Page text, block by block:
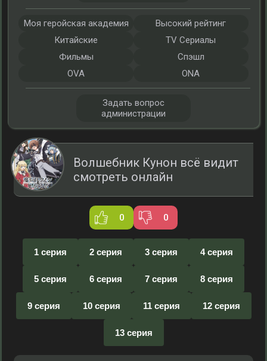
Волшебник Кунон всё видит
смотреть онлайн
0 0
1 серия 2 серия 3 серия 4 серия
5 серия 6 серия 7 серия 8 серия
9 серия 10 серия 11 серия 12 серия
13 серия
Моя геройская академия
Высокий рейтинг
Китайские
TV Сериалы
Фильмы
Спэшл
OVA
ONA
Задать вопрос
администрации